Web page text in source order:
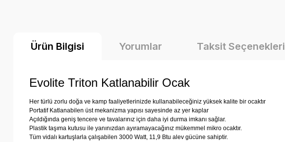
Ürün Bilgisi Yorumlar Taksit Seçenekleri
Evolite Triton Katlanabilir Ocak
Her türlü zorlu doğa ve kamp faaliyetlerinizde kullanabileceğiniz yüksek kalite bir ocaktır
Portatif Katlanabilen üst mekanizma yapısı sayesinde az yer kaplar
Açıldığında geniş tencere ve tavalarınız için daha iyi durma imkanı sağlar.
Plastik taşıma kutusu ile yanınızdan ayıramayacağınız mükemmel mikro ocaktır.
Tüm vidalı kartuşlarla çalışabilen 3000 Watt, 11,9 Btu alev gücüne sahiptir.